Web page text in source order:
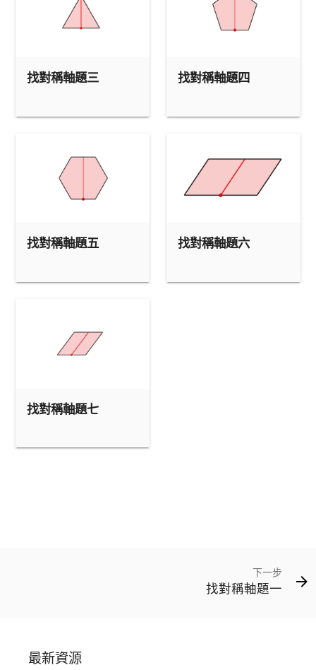
找對稱軸題三 找對稱軸題四
找對稱軸題五 找對稱軸題六
找對稱軸題七
下一步
找對稱軸題一
最新資源